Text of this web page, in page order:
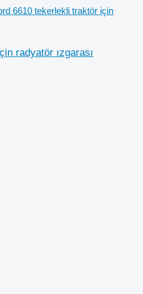
6610 tekerlekli traktör için
radyatör ızgarası